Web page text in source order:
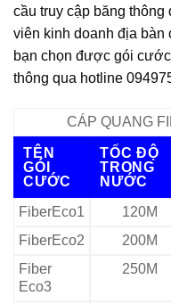
cầu truy cập băng
viên kinh doanh địa bàn
bạn chọn được gói
thông qua hotline
CÁP QUANG
TÊN
GÓI
CƯỚC
TỐC ĐỘ
TRONG
NƯỚC
FiberEco1
120M
FiberEco2
200M
Fiber
Eco3
250M